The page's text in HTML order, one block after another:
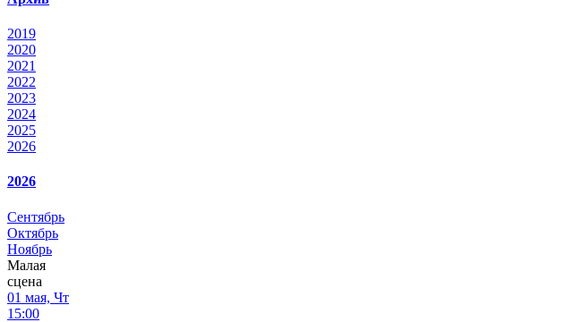
2019
2020
2021
2022
2023
2024
2025
2026
2026
Сентябрь
Октябрь
Ноябрь
Малая
сцена
01 мая, Чт
15:00